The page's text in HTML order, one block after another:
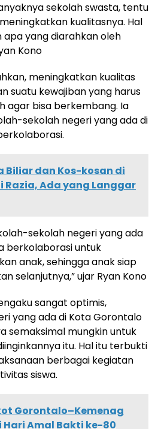
sekolah swasta, tentu
kualitasnya. Hal
apa yang diarahkan oleh
Kono
meningkatkan kualitas
suatu kewajiban yang harus
agar bisa berkembang. Ia
sekolah negeri yang ada di
Biliar dan Kos-kosan di
Razia, Ada yang Langgar
sekolah negeri yang ada
berkolaborasi untuk
anak, sehingga anak siap
selanjutnya,” ujar Ryan Kono
sangat optimis,
yang ada di Kota Gorontalo
semaksimal mungkin untuk
itu. Hal itu terbukti
berbagai kegiatan
siswa.
Gorontalo–Kemenag
Hari Amal Bakti ke-80